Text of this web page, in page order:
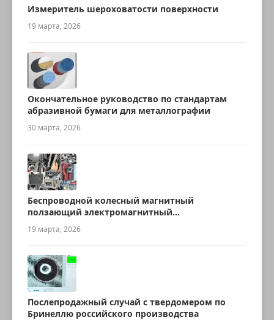
Измеритель шероховатости поверхности
19 марта, 2026
Окончательное руководство по стандартам
абразивной бумаги для металлографии
30 марта, 2026
Беспроводной колесный магнитный
ползающий электромагнитный
ультразвуковой робот для измерения
толщины
19 марта, 2026
Послепродажный случай с твердомером по
Бринеллю российского производства